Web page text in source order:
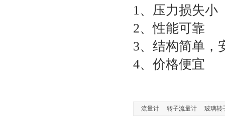
1、压力损失小
2、性能可靠
3、结构简单，
4、价格便宜
流量计 转子流量计 玻璃转